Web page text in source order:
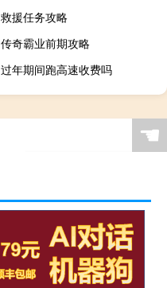
救援任务攻略
传奇霸业前期攻略
过年期间跑高速收费吗
☚